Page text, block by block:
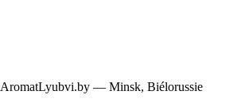
AromatLyubvi.by — Minsk, Biélorussie